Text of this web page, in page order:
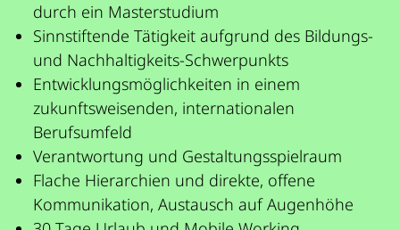
durch ein Masterstudium
Sinnstiftende Tätigkeit aufgrund des Bildungs-
und Nachhaltigkeits-Schwerpunkts
Entwicklungsmöglichkeiten in einem
zukunftsweisenden, internationalen
Berufsumfeld
Verantwortung und Gestaltungsspielraum
Flache Hierarchien und direkte, offene
Kommunikation, Austausch auf Augenhöhe